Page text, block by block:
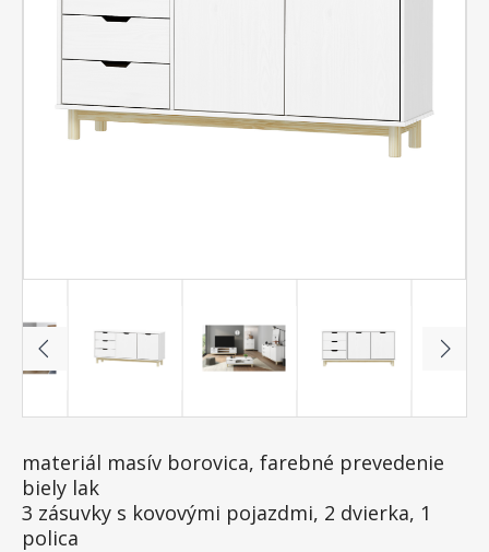
materiál masív borovica, farebné prevedenie
biely lak
3 zásuvky s kovovými pojazdmi, 2 dvierka, 1
polica